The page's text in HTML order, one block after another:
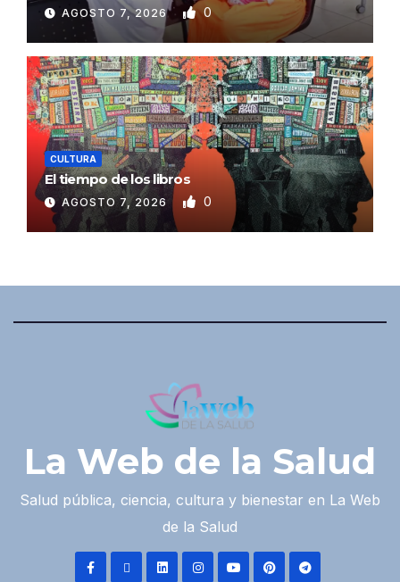
AGOSTO 7, 2026 0
CULTURA
El tiempo de los libros
AGOSTO 7, 2026 0
La Web de la Salud
Salud pública, ciencia, cultura y bienestar en La Web
de la Salud